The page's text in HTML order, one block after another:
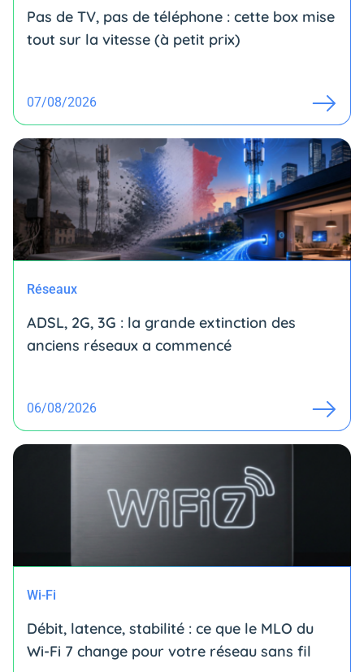
Pas de TV, pas de téléphone : cette box mise
tout sur la vitesse (à petit prix)
07/08/2026
Réseaux
ADSL, 2G, 3G : la grande extinction des
anciens réseaux a commencé
06/08/2026
Wi-Fi
Débit, latence, stabilité : ce que le MLO du
Wi-Fi 7 change pour votre réseau sans fil